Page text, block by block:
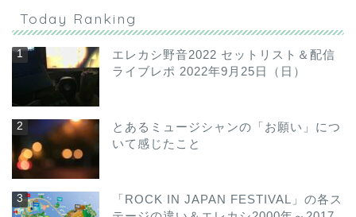
Today Ranking
エレカシ野音2022 セットリスト＆配信
ライブレポ 2022年9月25日（日）
とあるミュージシャンの「お願い」につ
いて感じたこと
「ROCK IN JAPAN FESTIVAL」の各ス